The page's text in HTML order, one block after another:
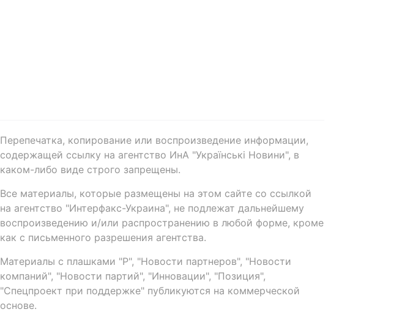
Перепечатка, копирование или воспроизведение информации,
содержащей ссылку на агентство ИнА "Українські Новини", в
каком-либо виде строго запрещены.
Все материалы, которые размещены на этом сайте со ссылкой
на агентство "Интерфакс-Украина", не подлежат дальнейшему
воспроизведению и/или распространению в любой форме, кроме
как с письменного разрешения агентства.
Материалы с плашками "Р", "Новости партнеров", "Новости
компаний", "Новости партий", "Инновации", "Позиция",
"Спецпроект при поддержке" публикуются на коммерческой
основе.